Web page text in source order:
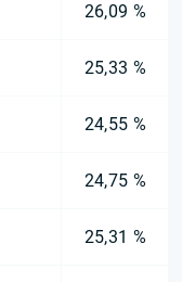
26,09 %
25,33 %
24,55 %
24,75 %
25,31 %